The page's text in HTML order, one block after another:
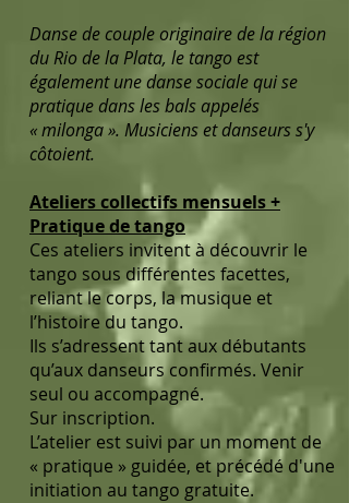
Danse de couple originaire de la région
du Rio de la Plata, le tango est
également une danse sociale qui se
pratique dans les bals appelés
« milonga ». Musiciens et danseurs s'y
côtoient.
Ateliers collectifs mensuels +
Pratique de tango
Ces ateliers invitent à découvrir le
tango sous différentes facettes,
reliant le corps, la musique et
l’histoire du tango.
Ils s’adressent tant aux débutants
qu’aux danseurs confirmés. Venir
seul ou accompagné.
Sur inscription.
L’atelier est suivi par un moment de
« pratique » guidée, et précédé d'une
initiation au tango gratuite.